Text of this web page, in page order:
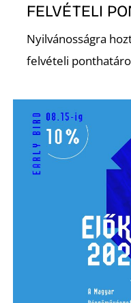
FELVÉTELI
Nyilvánosságra
felvételi